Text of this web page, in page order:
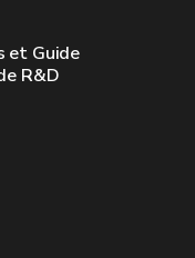
et Guide
R&D